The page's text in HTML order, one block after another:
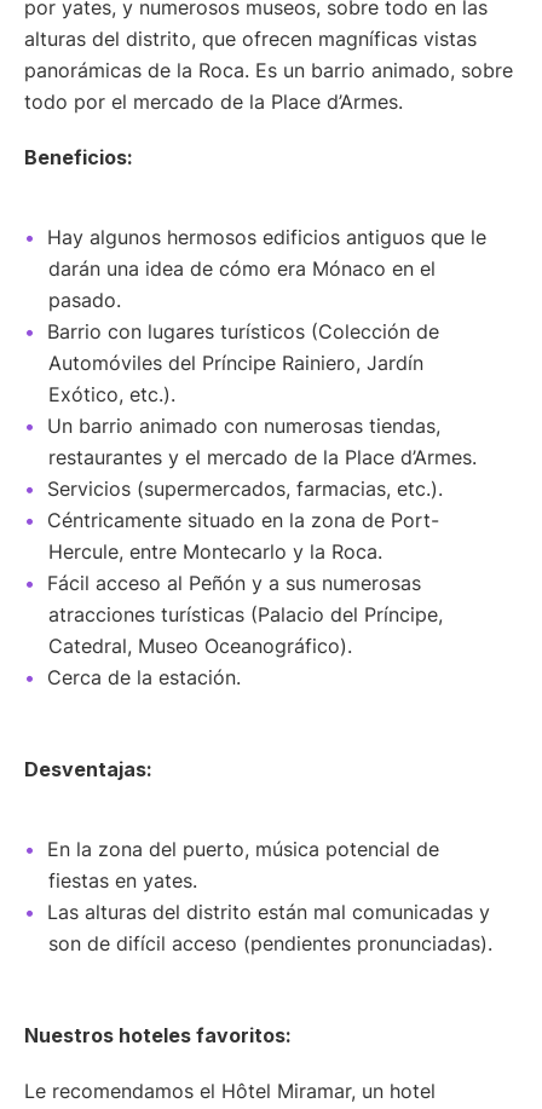
por yates, y numerosos museos, sobre todo en las
alturas del distrito, que ofrecen magníficas vistas
panorámicas de la Roca. Es un barrio animado, sobre
todo por el mercado de la Place d’Armes.
Beneficios:
Hay algunos hermosos edificios antiguos que le
darán una idea de cómo era Mónaco en el
pasado.
Barrio con lugares turísticos (Colección de
Automóviles del Príncipe Rainiero, Jardín
Exótico, etc.).
Un barrio animado con numerosas tiendas,
restaurantes y el mercado de la Place d’Armes.
Servicios (supermercados, farmacias, etc.).
Céntricamente situado en la zona de Port-
Hercule, entre Montecarlo y la Roca.
Fácil acceso al Peñón y a sus numerosas
atracciones turísticas (Palacio del Príncipe,
Catedral, Museo Oceanográfico).
Cerca de la estación.
Desventajas:
En la zona del puerto, música potencial de
fiestas en yates.
Las alturas del distrito están mal comunicadas y
son de difícil acceso (pendientes pronunciadas).
Nuestros hoteles favoritos:
Le recomendamos el Hôtel Miramar, un hotel